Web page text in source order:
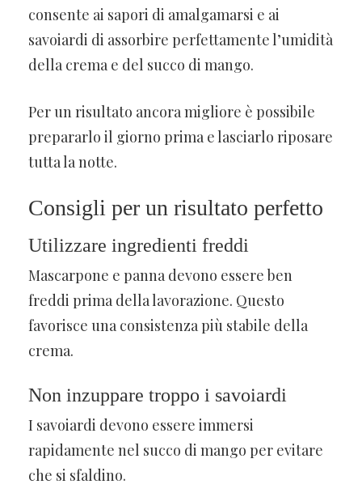
consente ai sapori di amalgamarsi e ai
savoiardi di assorbire perfettamente l’umidità
della crema e del succo di mango.
Per un risultato ancora migliore è possibile
prepararlo il giorno prima e lasciarlo riposare
tutta la notte.
Consigli per un risultato perfetto
Utilizzare ingredienti freddi
Mascarpone e panna devono essere ben
freddi prima della lavorazione. Questo
favorisce una consistenza più stabile della
crema.
Non inzuppare troppo i savoiardi
I savoiardi devono essere immersi
rapidamente nel succo di mango per evitare
che si sfaldino.